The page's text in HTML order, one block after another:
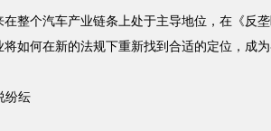
个汽车产业链条上处于主导地位，在《反垄
将如何在新的法规下重新找到合适的定位，成
纭